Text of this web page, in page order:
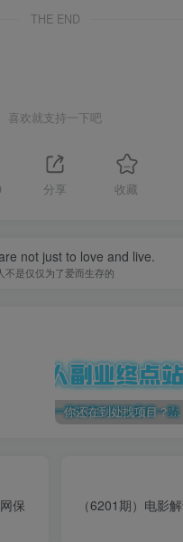
THE END
喜欢就支持一下吧
分享 收藏
not just to love and live.
不是仅仅为了爱而生存的
你还在到处找项目？还在当韭菜？我靠卖项目一个月收入5万+，曾经我也是个失败者。
保
（6201期）电影